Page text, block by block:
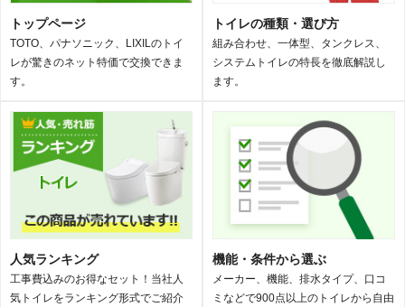
トップページ
TOTO、パナソニック、LIXILのトイ
レが驚きのネット特価で交換できま
す。
トイレの種類・選び方
組み合わせ、一体型、タンクレス、
システムトイレの特長を徹底解説し
ます。
人気ランキング
工事費込みのお得なセット！当社人
気トイレをランキング形式でご紹介
機能・条件から選ぶ
メーカー、機能、排水タイプ、口コ
ミなどで900点以上のトイレから自由